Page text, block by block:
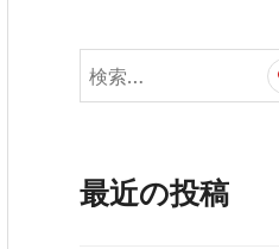
レスキュウリ / イボなしき
検
索
最近の投稿